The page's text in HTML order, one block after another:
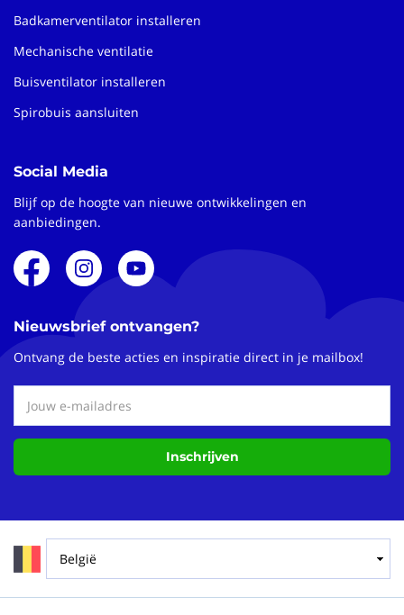
Badkamerventilator installeren
Mechanische ventilatie
Buisventilator installeren
Spirobuis aansluiten
Social Media
Blijf op de hoogte van nieuwe ontwikkelingen en
aanbiedingen.
Nieuwsbrief ontvangen?
Ontvang de beste acties en inspiratie direct in je mailbox!
Inschrijven